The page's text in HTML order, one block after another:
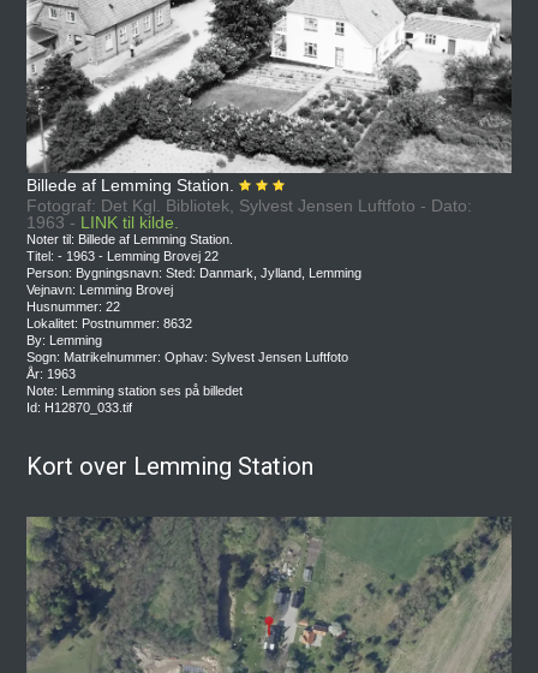
Billede af Lemming Station.
Fotograf: Det Kgl. Bibliotek, Sylvest Jensen Luftfoto - Dato:
1963 - LINK til kilde.
Noter til: Billede af Lemming Station.
Titel: - 1963 - Lemming Brovej 22
Person: Bygningsnavn: Sted: Danmark, Jylland, Lemming
Vejnavn: Lemming Brovej
Husnummer: 22
Lokalitet: Postnummer: 8632
By: Lemming
Sogn: Matrikelnummer: Ophav: Sylvest Jensen Luftfoto
År: 1963
Note: Lemming station ses på billedet
Id: H12870_033.tif
Kort over Lemming Station